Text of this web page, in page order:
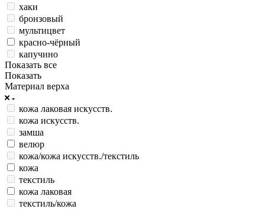
хаки
бронзовый
мультицвет
красно-чёрный
капучино
Показать все
Показать
Материал верха
кожа лаковая искусств.
кожа искусств.
замша
велюр
кожа/кожа искусств./текстиль
кожа
текстиль
кожа лаковая
текстиль/кожа